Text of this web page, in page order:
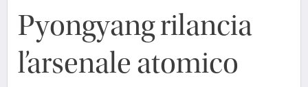
Pyongyang rilancia
l’arsenale atomico